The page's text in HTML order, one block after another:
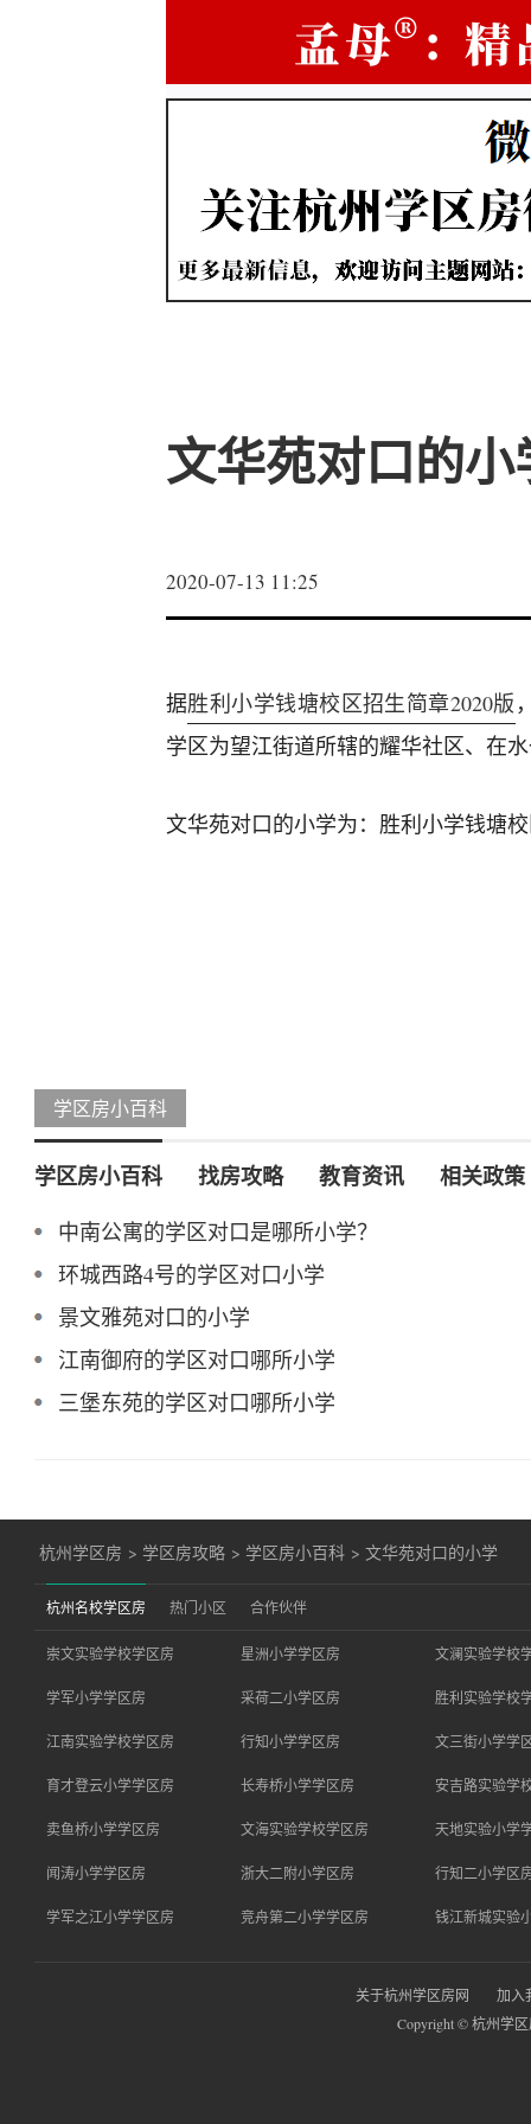
文华苑对口的小
2020-07-13 11:25
据胜利小学钱塘校区招生简章2020版
学区为望江街道所辖的耀华社区、在
文华苑对口的小学为：胜利小学钱塘
学区房小百科
学区房小百科 找房攻略 教育资讯 相关政策
中南公寓的学区对口是哪所小学？
环城西路4号的学区对口小学
景文雅苑对口的小学
江南御府的学区对口哪所小学
三堡东苑的学区对口哪所小学
杭州学区房 > 学区房攻略 > 学区房小百科 >文华苑对口的小学
杭州名校学区房 热门小区 合作伙伴
崇文实验学校学区房 星洲小学学区房 文澜实验学校
学军小学学区房 采荷二小学区房 胜利实验学校
江南实验学校学区房 行知小学学区房 文三街小学学
育才登云小学学区房 长寿桥小学学区房 安吉路实验学
卖鱼桥小学学区房 文海实验学校学区房 天地实验小学
闻涛小学学区房 浙大二附小学区房 行知二小学区
学军之江小学学区房 竞舟第二小学学区房 钱江新城实验
关于杭州学区房网
加入
Copyright © 杭州学